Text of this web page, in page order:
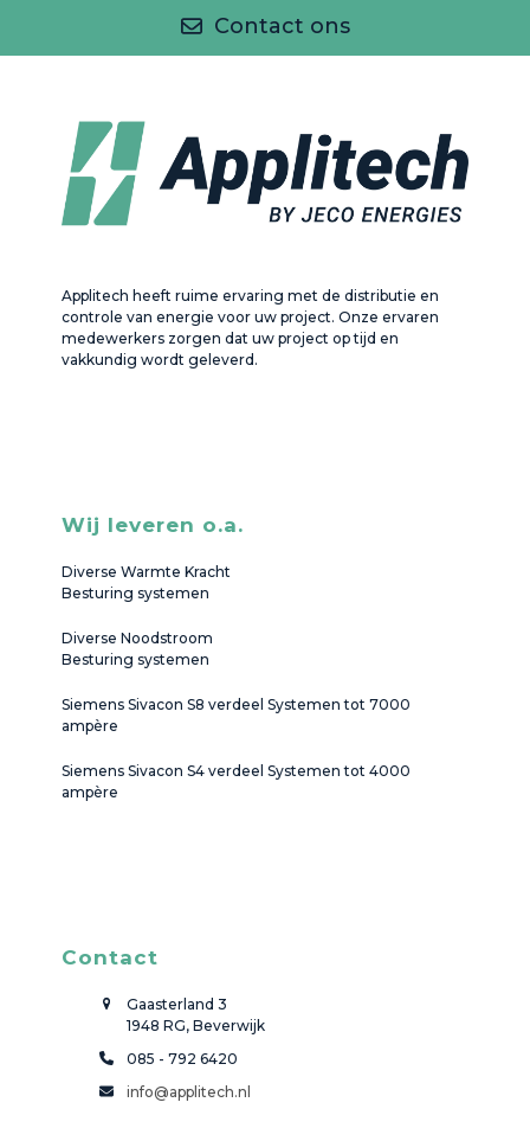
Contact ons
Applitech heeft ruime ervaring met de distributie en
controle van energie voor uw project. Onze ervaren
medewerkers zorgen dat uw project op tijd en
vakkundig wordt geleverd.
Wij leveren o.a.
Diverse Warmte Kracht
Besturing systemen
Diverse Noodstroom
Besturing systemen
Siemens Sivacon S8 verdeel Systemen tot 7000
ampère
Siemens Sivacon S4 verdeel Systemen tot 4000
ampère
Contact
Gaasterland 3
1948 RG, Beverwijk
085 - 792 6420
info@applitech.nl